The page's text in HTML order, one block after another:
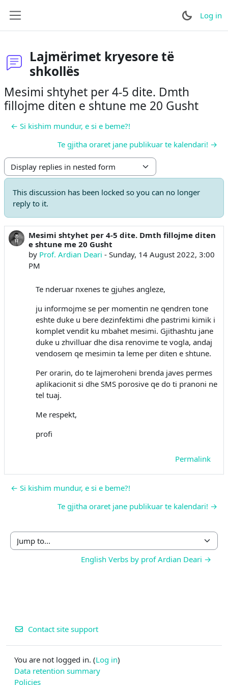
Log in
Lajmërimet kryesore të
shkollës
Mesimi shtyhet per 4-5 dite. Dmth
fillojme diten e shtune me 20 Gusht
← Si kishim mundur, e si e beme?!
Te gjitha oraret jane publikuar te kalendari! →
Display mode
This discussion has been locked so you can no longer
reply to it.
Mesimi shtyhet per 4-5 dite. Dmth fillojme diten
e shtune me 20 Gusht
by Prof. Ardian Deari -Sunday, 14 August 2022, 3:00
PM
Number of replies: 0
Te nderuar nxenes te gjuhes angleze,
ju informojme se per momentin ne qendren tone
eshte duke u bere dezinfektimi dhe pastrimi kimik i
komplet vendit ku mbahet mesimi. Gjithashtu jane
duke u zhvilluar dhe disa renovime te vogla, andaj
vendosem qe mesimin ta leme per diten e shtune.
Per orarin, do te lajmeroheni brenda javes permes
aplikacionit si dhe SMS porosive qe do ti pranoni ne
tel tuaj.
Me respekt,
profi
Permalink
← Si kishim mundur, e si e beme?!
Te gjitha oraret jane publikuar te kalendari! →
Jump to...
English Verbs by prof Ardian Deari →
Contact site support
You are not logged in. (Log in)
Data retention summary
Policies